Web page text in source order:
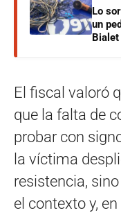
Lo
un
El fiscal valoró
que la falta de
probar con
la víctima
resistencia,
el contexto y,